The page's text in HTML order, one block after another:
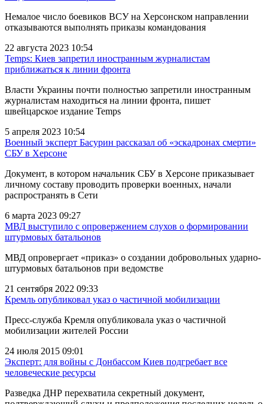
Немалое число боевиков ВСУ на Херсонском направлении
отказываются выполнять приказы командования
22 августа 2023 10:54
Temps: Киев запретил иностранным журналистам
приближаться к линии фронта
Власти Украины почти полностью запретили иностранным
журналистам находиться на линии фронта, пишет
швейцарское издание Temps
5 апреля 2023 10:54
Военный эксперт Басурин рассказал об «эскадронах смерти»
СБУ в Херсоне
Документ, в котором начальник СБУ в Херсоне приказывает
личному составу проводить проверки военных, начали
распространять в Сети
6 марта 2023 09:27
МВД выступило с опровержением слухов о формировании
штурмовых батальонов
МВД опровергает «приказ» о создании добровольных ударно-
штурмовых батальонов при ведомстве
21 сентября 2022 09:33
Кремль опубликовал указ о частичной мобилизации
Пресс-служба Кремля опубликовала указ о частичной
мобилизации жителей России
24 июля 2015 09:01
Эксперт: для войны с Донбассом Киев подгребает все
человеческие ресурсы
Разведка ДНР перехватила секретный документ,